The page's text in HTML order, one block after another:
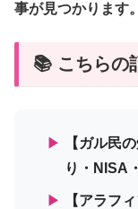
事が見つかります。
📚 こちらの
▶
【ガル民
り・NISA
▶
【アラフ